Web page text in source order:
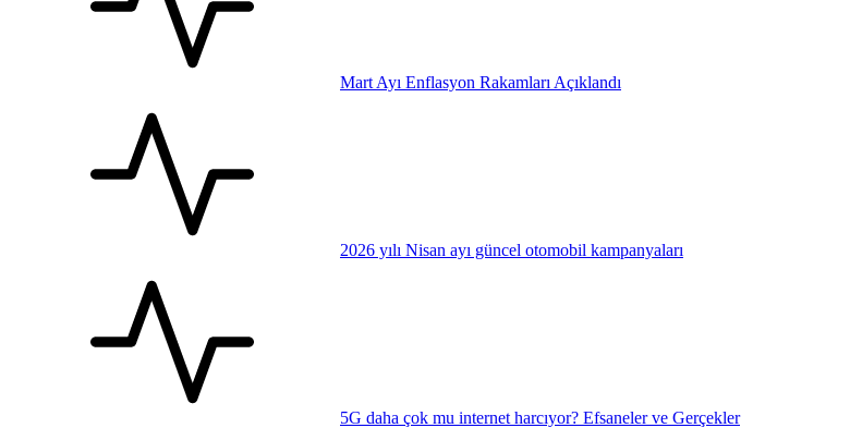
Mart Ayı Enflasyon Rakamları Açıklandı
2026 yılı Nisan ayı güncel otomobil kampanyaları
5G daha çok mu internet harcıyor? Efsaneler ve Gerçekler